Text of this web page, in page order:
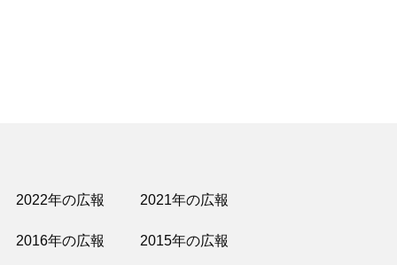
2022年の広報 2021年の広報
2016年の広報 2015年の広報